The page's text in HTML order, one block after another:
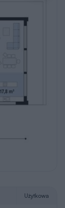
Użytkowa